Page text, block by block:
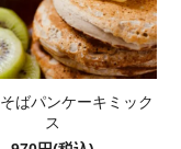
そばパンケーキミック
ス